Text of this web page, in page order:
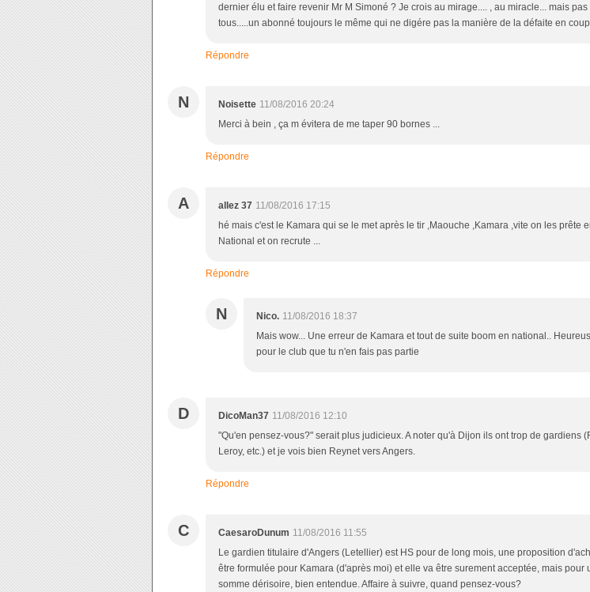
dernier élu et faire revenir Mr M Simoné ? Je crois au mirage.... , au miracle... mais pas
tous.....un abonné toujours le même qui ne digére pas la manière de la défaite en
Répondre
N Noisette 11/08/2016 20:24
Merci à bein , ça m évitera de me taper 90 bornes ...
Répondre
A allez 37 11/08/2016 17:15
hé mais c'est le Kamara qui se le met après le tir ,Maouche ,Kamara ,vite on les prête
National et on recrute ...
Répondre
N Nico. 11/08/2016 18:37
Mais wow... Une erreur de Kamara et tout de suite boom en national..
pour le club que tu n'en fais pas partie
D DicoMan37 11/08/2016 12:10
"Qu'en pensez-vous?" serait plus judicieux. A noter qu'à Dijon ils ont trop de gardiens
Leroy, etc.) et je vois bien Reynet vers Angers.
Répondre
C CaesaroDunum 11/08/2016 11:55
Le gardien titulaire d'Angers (Letellier) est HS pour de long mois, une proposition
être formulée pour Kamara (d'après moi) et elle va être surement acceptée, mais pour
somme dérisoire, bien entendue. Affaire à suivre, quand pensez-vous?